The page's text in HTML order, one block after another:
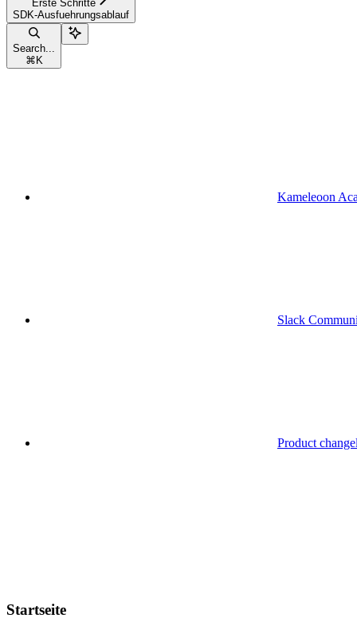
Erste Schritte
SDK-Ausfuehrungsablauf
Search...
⌘ K
Kameleoon
Slack
Product
Startseite